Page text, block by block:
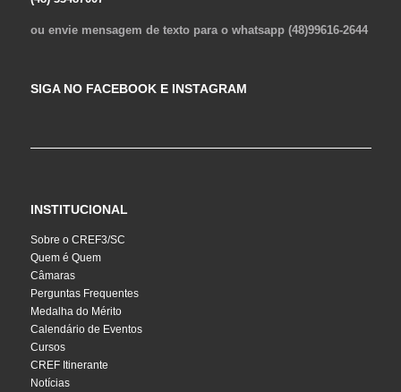
ou envie mensagem de texto para o whatsapp (48)99616-2644
SIGA NO FACEBOOK E INSTAGRAM
INSTITUCIONAL
Sobre o CREF3/SC
Quem é Quem
Câmaras
Perguntas Frequentes
Medalha do Mérito
Calendário de Eventos
Cursos
CREF Itinerante
Notícias